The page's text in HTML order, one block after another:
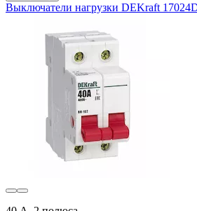
Выключатели нагрузки DEKraft